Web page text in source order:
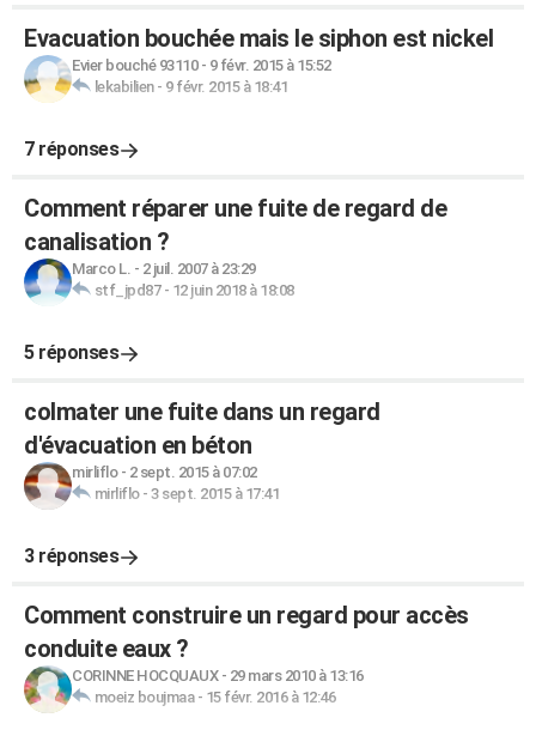
Evacuation bouchée mais le siphon est nickel
Evier bouché 93110- 9 févr. 2015 à 15:52
lekabilien- 9 févr. 2015 à 18:41
7 réponses
Comment réparer une fuite de regard de
canalisation ?
Marco L. - 2 juil. 2007 à 23:29
stf_jpd87- 12 juin 2018 à 18:08
5 réponses
colmater une fuite dans un regard
d'évacuation en béton
mirliflo- 2 sept. 2015 à 07:02
mirliflo- 3 sept. 2015 à 17:41
3 réponses
Comment construire un regard pour accès
conduite eaux ?
CORINNE HOCQUAUX- 29 mars 2010 à 13:16
moeiz boujmaa- 15 févr. 2016 à 12:46